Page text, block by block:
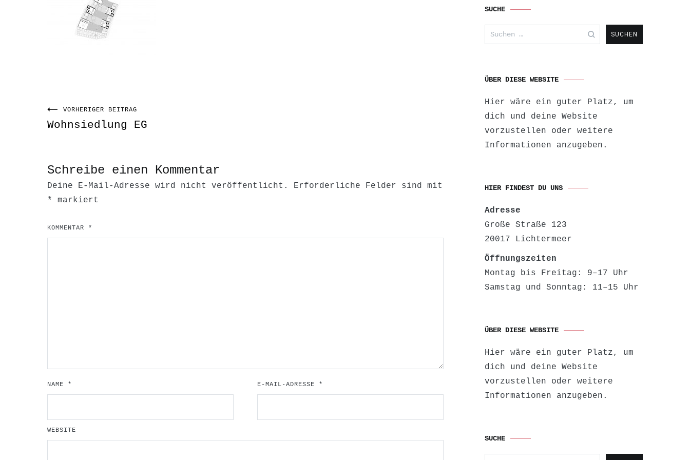
Beitragsnavigation
VORHERIGER BEITRAG
Wohnsiedlung EG
Schreibe einen Kommentar
Deine E-Mail-Adresse wird nicht veröffentlicht.
Erforderliche Felder sind mit
*
markiert
KOMMENTAR *
NAME * E-MAIL-ADRESSE *
WEBSITE
SUCHE
nach:
ÜBER DIESE WEBSITE
Hier wäre ein guter Platz, um
dich und deine Website
vorzustellen oder weitere
Informationen anzugeben.
HIER FINDEST DU UNS
Adresse
Große Straße 123
20017 Lichtermeer
Öffnungszeiten
Montag bis Freitag: 9–17 Uhr
Samstag und Sonntag: 11–15 Uhr
ÜBER DIESE WEBSITE
Hier wäre ein guter Platz, um
dich und deine Website
vorzustellen oder weitere
Informationen anzugeben.
SUCHE